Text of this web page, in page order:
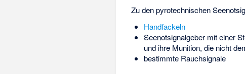
Zu den pyrotechnischen
Handfackeln
Seenotsignalgeber mit einer
und ihre Munition, die nicht
bestimmte Rauchsignale